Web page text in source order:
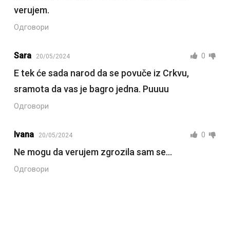
verujem.
Одговори
Sara 20/05/2024 0
E tek će sada narod da se povuče iz Crkvu,
sramota da vas je bagro jedna. Puuuu
Одговори
Ivana 20/05/2024 0
Ne mogu da verujem zgrozila sam se…
Одговори